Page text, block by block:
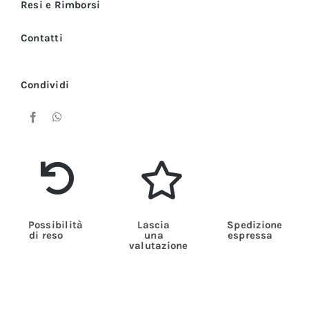
Resi e Rimborsi
Contatti
Condividi
Possibilità
di reso
Lascia
una
valutazione
Spedizione
espressa